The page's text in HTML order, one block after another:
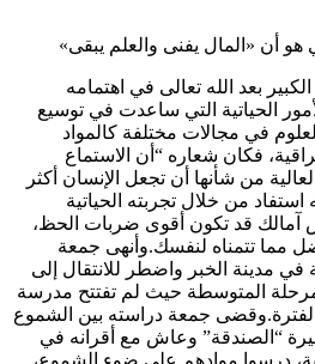
أن «المال يفنى والعلم يبقى»
بعد الله تعالى في اهتمامه
الحياتية التي ساعدت في توسيع
في مجالات مختلفة كالمواد
فكان شعاره “أن الاستماع
من شأنها أن تجعل الإنسان أكثر
استفاد من خلال تجربته الحياتية
آمالك قد تكون أقوى ضربات الحظ،
مما تتمناه لنفسك.وأنهى جمعة
في مدينة الخبر واضطر للانتقال إلى
المتوسطة حيث لم تفتتح مدرسة
جمعة دراسته بين الشموع
“الصندقة” وعاش مع أقرانه في